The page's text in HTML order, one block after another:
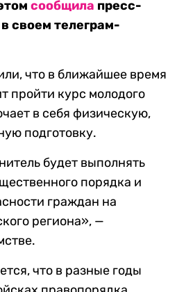
сообщила пресс-
своем телеграм-
что в ближайшее время
пройти курс молодого
в себя физическую,
подготовку.
будет выполнять
порядка и
граждан на
региона», —
что в разные годы